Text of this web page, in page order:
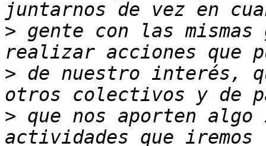
> gente con las
> de nuestro interés,
> que nos aporten